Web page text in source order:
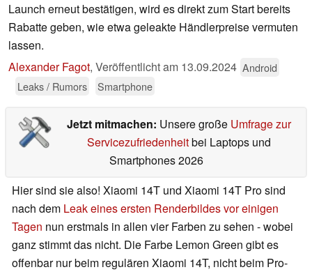
Launch erneut bestätigen, wird es direkt zum Start bereits
Rabatte geben, wie etwa geleakte Händlerpreise vermuten
lassen.
Alexander Fagot, Veröffentlicht am 13.09.2024 Android
Leaks / Rumors
Smartphone
Jetzt mitmachen: Unsere große Umfrage zur
Servicezufriedenheitbei Laptops und
Smartphones 2026
Hier sind sie also! Xiaomi 14T und Xiaomi 14T Pro sind
nach dem Leak eines ersten Renderbildes vor einigen
Tagen nun erstmals in allen vier Farben zu sehen - wobei
ganz stimmt das nicht. Die Farbe Lemon Green gibt es
offenbar nur beim regulären Xiaomi 14T, nicht beim Pro-